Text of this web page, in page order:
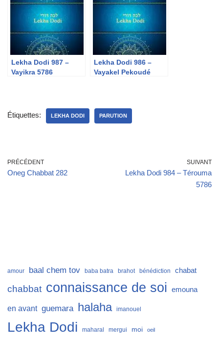
Lekha Dodi 987 –
Vayikra 5786
Lekha Dodi 986 –
Vayakel Pekoudé
Étiquettes: LEKHA DODI PARUTION
PRÉCÉDENT
Oneg Chabbat 282
SUIVANT
Lekha Dodi 984 – Térouma
5786
amour baal chem tov baba batra brahot bénédiction chabat
chabbat connaissance de soi emouna
en avant guemara halaha imanouel
Lekha Dodi maharal mergui moi oeil